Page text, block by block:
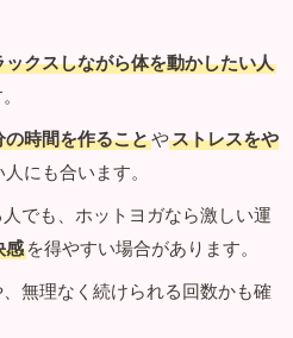
ックスしながら体を動かしたい人
の時間を作ることやストレスをや
にも合います。
でも、ホットヨガなら激しい運
感 を得やすい場合があります。
無理なく続けられる回数かも確